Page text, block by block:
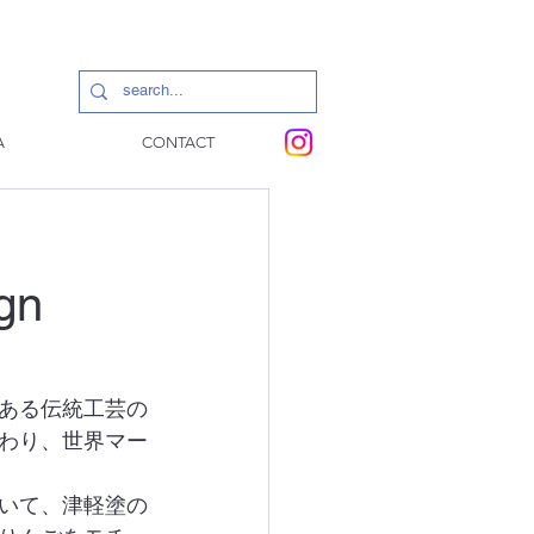
CONTACT
る伝統工芸の
り、世界マー
て、津軽塗の